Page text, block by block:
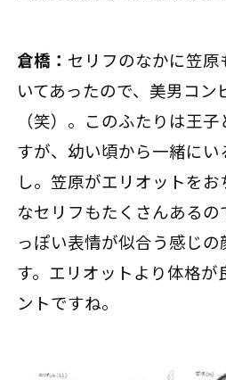
倉橋： セリフのなかに笠
いてあったので、美男コン
（笑）。このふたりは王
すが、幼い頃から一緒に
し。笠原がエリオットを
なセリフもたくさんある
っぽい表情が似合う感じ
す。エリオットより体格が
ントですね。